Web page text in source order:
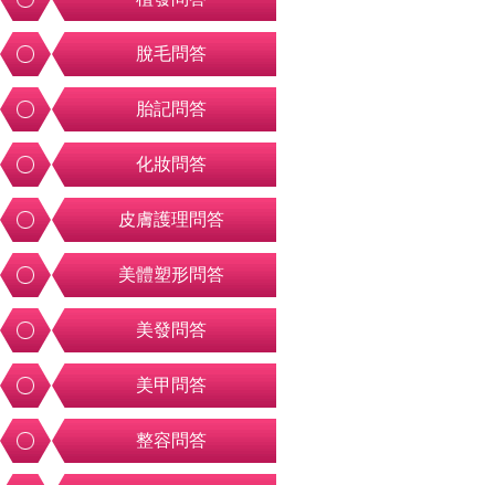
脫毛問答
胎記問答
化妝問答
皮膚護理問答
美體塑形問答
美發問答
美甲問答
整容問答